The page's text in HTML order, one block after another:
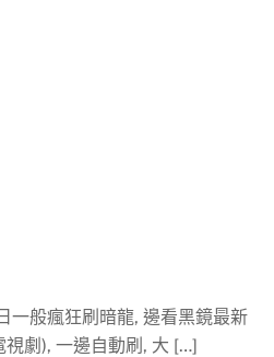
一般瘋狂刷暗龍, 邊看黑鏡最新
視劇), 一邊自動刷, 大 […]